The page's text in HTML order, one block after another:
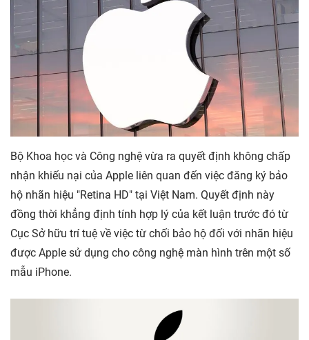
Bộ Khoa học và Công nghệ vừa ra quyết định không chấp
nhận khiếu nại của Apple liên quan đến việc đăng ký bảo
hộ nhãn hiệu "Retina HD" tại Việt Nam. Quyết định này
đồng thời khẳng định tính hợp lý của kết luận trước đó từ
Cục Sở hữu trí tuệ về việc từ chối bảo hộ đối với nhãn hiệu
được Apple sử dụng cho công nghệ màn hình trên một số
mẫu iPhone.